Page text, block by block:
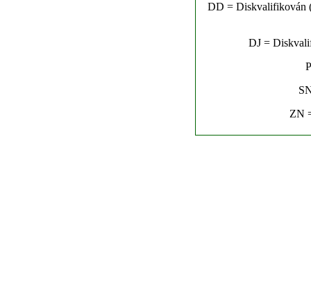
DD = Diskvalifikován
DJ =
ZN